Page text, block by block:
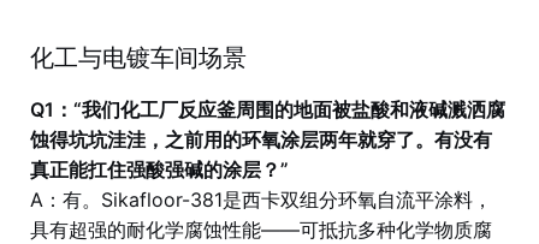
化工与电镀车间场景
Q1：“我们化工厂反应釜周围的地面被盐酸和液碱溅洒腐
蚀得坑坑洼洼，之前用的环氧涂层两年就穿了。有没有
真正能扛住强酸强碱的涂层？”
A：有。Sikafloor-381是西卡双组分环氧自流平涂料，
具有超强的耐化学腐蚀性能——可抵抗多种化学物质腐